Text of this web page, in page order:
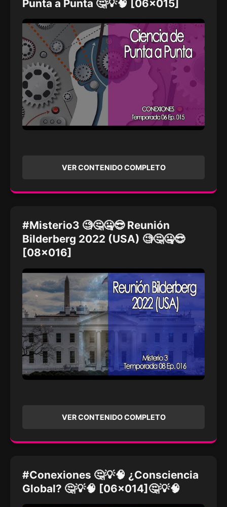
Punta a Punta 🤔💡🧠 [06x015]
VER CONTENIDO COMPLETO
#Misterio3 🧐🤔🤐😎 Reunión
Bilderberg 2022 (USA) 🧐🤔🤐😎
[08x016]
VER CONTENIDO COMPLETO
#Conexiones 🤔💡🧠 ¿Consciencia
Global? 🤔💡🧠 [06x014]🤔💡🧠